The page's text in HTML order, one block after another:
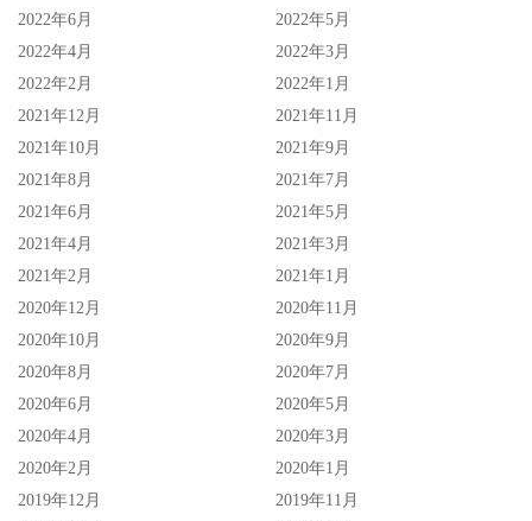
别再说 Disney+ 片单少了！无论是要艾美奖加持，或是观众
整体评价，甚至是专业影评的高分推荐，Disney+ 还有许多
值得你花时间品味的好作品，不如就先从上面这四部开始
吧！
2022年6月
2022年5月
2022年4月
2022年3月
2022年2月
2022年1月
2021年12月
2021年11月
2021年10月
2021年9月
2021年8月
2021年7月
2021年6月
2021年5月
2021年4月
2021年3月
2021年2月
2021年1月
2020年12月
2020年11月
2020年10月
2020年9月
2020年8月
2020年7月
2020年6月
2020年5月
2020年4月
2020年3月
2020年2月
2020年1月
2019年12月
2019年11月